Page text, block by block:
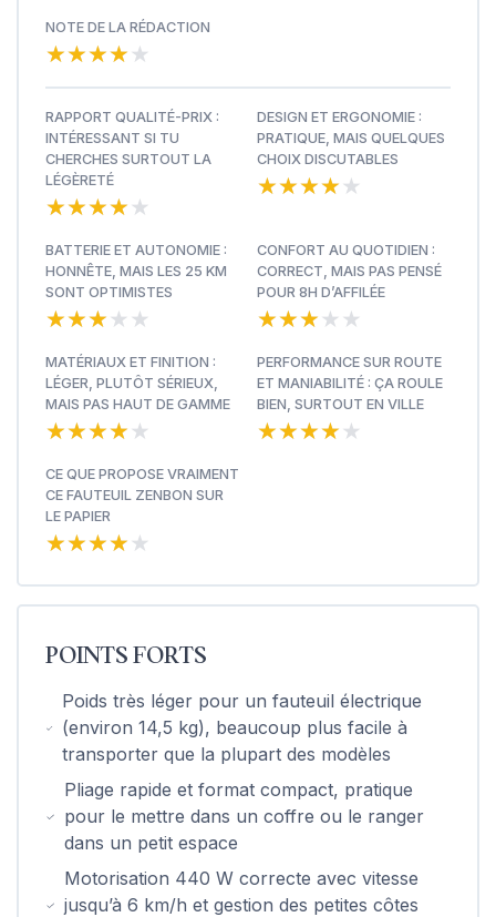
NOTE DE LA RÉDACTION
★★★★★
★★★★★
RAPPORT QUALITÉ-PRIX :
INTÉRESSANT SI TU
CHERCHES SURTOUT LA
LÉGÈRETÉ
★★★★★
★★★★★
DESIGN ET ERGONOMIE :
PRATIQUE, MAIS QUELQUES
CHOIX DISCUTABLES
★★★★★
★★★★★
BATTERIE ET AUTONOMIE :
HONNÊTE, MAIS LES 25 KM
SONT OPTIMISTES
★★★★★
★★★★★
CONFORT AU QUOTIDIEN :
CORRECT, MAIS PAS PENSÉ
POUR 8H D’AFFILÉE
★★★★★
★★★★★
MATÉRIAUX ET FINITION :
LÉGER, PLUTÔT SÉRIEUX,
MAIS PAS HAUT DE GAMME
★★★★★
★★★★★
PERFORMANCE SUR ROUTE
ET MANIABILITÉ : ÇA ROULE
BIEN, SURTOUT EN VILLE
★★★★★
★★★★★
CE QUE PROPOSE VRAIMENT
CE FAUTEUIL ZENBON SUR
LE PAPIER
★★★★★
★★★★★
POINTS FORTS
Poids très léger pour un fauteuil électrique
(environ 14,5 kg), beaucoup plus facile à
transporter que la plupart des modèles
Pliage rapide et format compact, pratique
pour le mettre dans un coffre ou le ranger
dans un petit espace
Motorisation 440 W correcte avec vitesse
jusqu’à 6 km/h et gestion des petites côtes